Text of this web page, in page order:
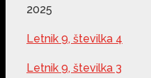
2025
Letnik 9, številka 4
Letnik 9, številka 3